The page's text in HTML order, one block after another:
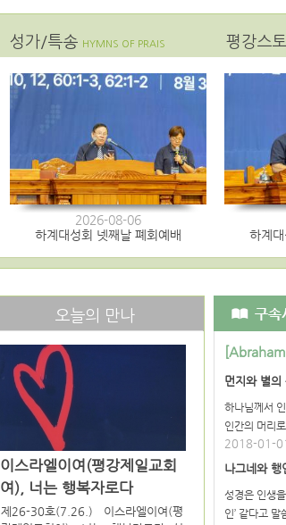
성가/특송 HYMNS OF PRAIS 평강스
2026-08-06
하계대성회 넷째날 폐회예배
하계
오늘의 만나
이스라엘이여(평강제일교회
여), 너는 행복자로다
제26-30호(7.26.) 이스라엘이여(평
먼지와 별의
하나님께서
인간의 머리
2018-01-
나그네와 행
성경은 인생
인’ 같다고 말